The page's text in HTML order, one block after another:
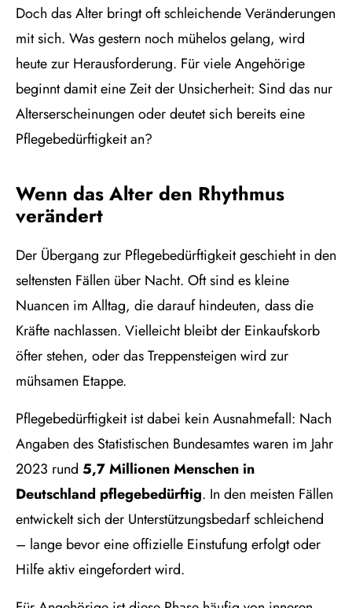
Doch das Alter bringt oft schleichende Veränderungen
mit sich. Was gestern noch mühelos gelang, wird
heute zur Herausforderung. Für viele Angehörige
beginnt damit eine Zeit der Unsicherheit: Sind das nur
Alterserscheinungen oder deutet sich bereits eine
Pflegebedürftigkeit an?
Wenn das Alter den Rhythmus
verändert
Der Übergang zur Pflegebedürftigkeit geschieht in den
seltensten Fällen über Nacht. Oft sind es kleine
Nuancen im Alltag, die darauf hindeuten, dass die
Kräfte nachlassen. Vielleicht bleibt der Einkaufskorb
öfter stehen, oder das Treppensteigen wird zur
mühsamen Etappe.
Pflegebedürftigkeit ist dabei kein Ausnahmefall: Nach
Angaben des Statistischen Bundesamteswaren im Jahr
2023 rund 5,7 Millionen Menschen in
Deutschland pflegebedürftig. In den meisten Fällen
entwickelt sich der Unterstützungsbedarf schleichend
– lange bevor eine offizielle Einstufung erfolgt oder
Hilfe aktiv eingefordert wird.